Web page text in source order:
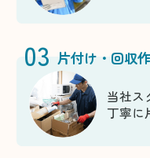
03 片付け・回収
当社ス
丁寧に